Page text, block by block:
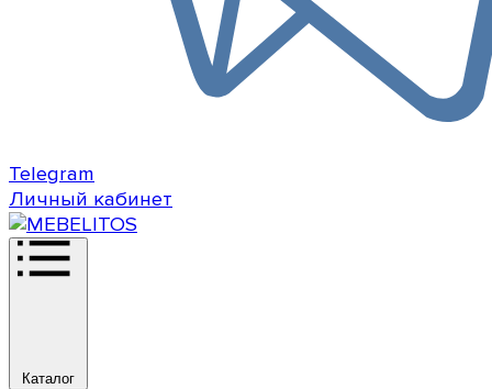
Telegram
Личный кабинет
Каталог